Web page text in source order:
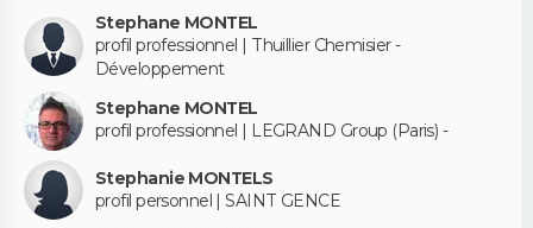
Stephane MONTEL
profil professionnel | Thuillier Chemisier -
Développement
Stephane MONTEL
profil professionnel | LEGRAND Group (Paris) -
Stephanie MONTELS
profil personnel | SAINT GENCE